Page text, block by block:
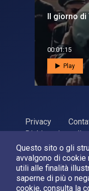
Questo sito o gli
avvalgono di
utili alle finalità
saperne di più o
cookie, consulta la
Il giorno di
00:01:15
Play
Privacy
Dichiarazione di
ASI Agenzia
Sviluppato daLPM
Seguici su: